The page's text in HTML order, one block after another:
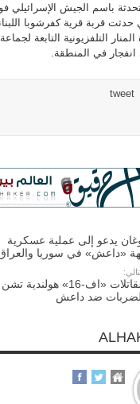
باسم الجيش الإسرائيلي
حدثت قربة قرية كفرشوبا
التلفزيونية التابعة
في المنطقة.
tweet
يدعو إلى عملية عسكرية
«داعش» في سوريا
مقاتلات «اف-16»
ضد داعش